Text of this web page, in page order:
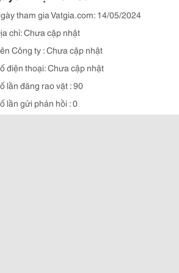
tham gia Vatgia.com: 14/05/2024
chỉ: Chưa cập nhật
Công ty : Chưa cập nhật
điện thoại: Chưa cập nhật
lần đăng rao vặt : 90
lần gửi phản hồi : 0